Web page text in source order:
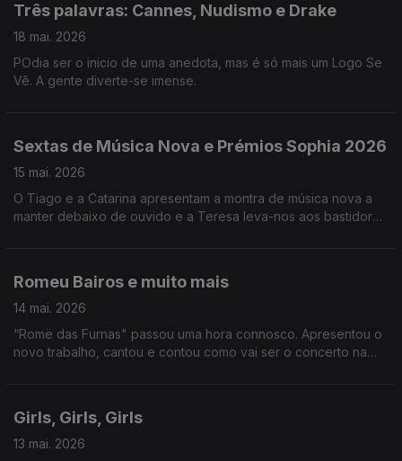
Três palavras: Cannes, Nudismo e Drake
18 mai. 2026
POdia ser o inicio de uma anedota, mas é só mais um Logo Se
Vê. A gente diverte-se imense.
Sextas de Música Nova e Prémios Sophia 2026
15 mai. 2026
O Tiago e a Catarina apresentam a montra de música nova a
manter debaixo de ouvido e a Teresa leva-nos aos bastidores
Romeu Bairos e muito mais
14 mai. 2026
“Romë das Furnas" passou uma hora connosco. Apresentou o
novo trabalho, cantou e contou como vai ser o concerto na
Girls, Girls, Girls
13 mai. 2026